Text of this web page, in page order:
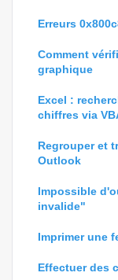
Erreurs
Comment
graphique
Excel :
chiffres via
Regrouper et
Outlook
Impossible
invalide"
Imprimer une
Effectuer des